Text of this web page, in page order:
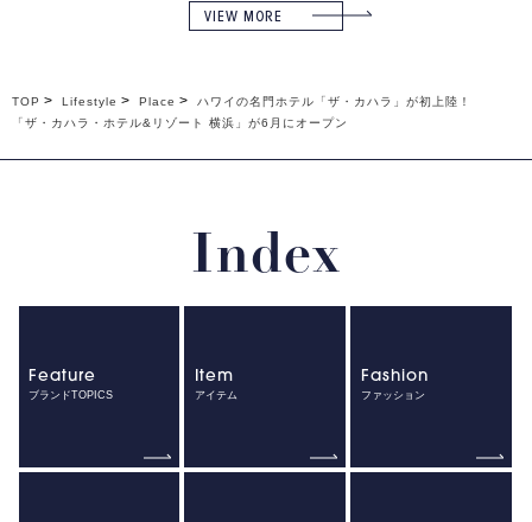
VIEW MORE
TOP Lifestyle Place
ハワイの名門ホテル「ザ・カハラ」が初上陸！
「ザ・カハラ・ホテル&リゾート 横浜」が6月にオープン
Index
Feature
ブランドTOPICS
Item
アイテム
Fashion
ファッション